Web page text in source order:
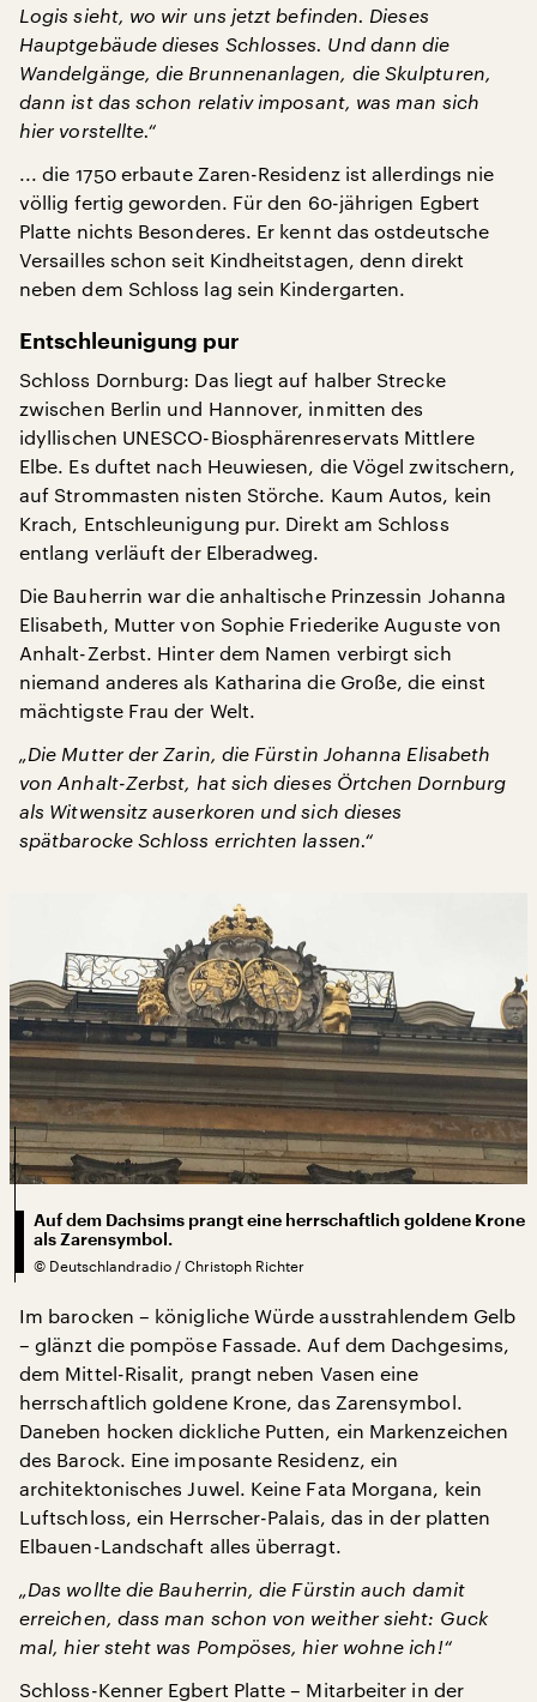
Logis sieht, wo wir uns jetzt befinden. Dieses
Hauptgebäude dieses Schlosses. Und dann die
Wandelgänge, die Brunnenanlagen, die Skulpturen,
dann ist das schon relativ imposant, was man sich
hier vorstellte.“
... die 1750 erbaute Zaren-Residenz ist allerdings nie
völlig fertig geworden. Für den 60-jährigen Egbert
Platte nichts Besonderes. Er kennt das ostdeutsche
Versailles schon seit Kindheitstagen, denn direkt
neben dem Schloss lag sein Kindergarten.
Entschleunigung pur
Schloss Dornburg: Das liegt auf halber Strecke
zwischen Berlin und Hannover, inmitten des
idyllischen UNESCO-Biosphärenreservats Mittlere
Elbe. Es duftet nach Heuwiesen, die Vögel zwitschern,
auf Strommasten nisten Störche. Kaum Autos, kein
Krach, Entschleunigung pur. Direkt am Schloss
entlang verläuft der Elberadweg.
Die Bauherrin war die anhaltische Prinzessin Johanna
Elisabeth, Mutter von Sophie Friederike Auguste von
Anhalt-Zerbst. Hinter dem Namen verbirgt sich
niemand anderes als Katharina die Große, die einst
mächtigste Frau der Welt.
„Die Mutter der Zarin, die Fürstin Johanna Elisabeth
von Anhalt-Zerbst, hat sich dieses Örtchen Dornburg
als Witwensitz auserkoren und sich dieses
spätbarocke Schloss errichten lassen.“
Auf dem Dachsims prangt eine herrschaftlich goldene Krone
als Zarensymbol.
© Deutschlandradio / Christoph Richter
Im barocken – königliche Würde ausstrahlendem Gelb
– glänzt die pompöse Fassade. Auf dem Dachgesims,
dem Mittel-Risalit, prangt neben Vasen eine
herrschaftlich goldene Krone, das Zarensymbol.
Daneben hocken dickliche Putten, ein Markenzeichen
des Barock. Eine imposante Residenz, ein
architektonisches Juwel. Keine Fata Morgana, kein
Luftschloss, ein Herrscher-Palais, das in der platten
Elbauen-Landschaft alles überragt.
„Das wollte die Bauherrin, die Fürstin auch damit
erreichen, dass man schon von weither sieht: Guck
mal, hier steht was Pompöses, hier wohne ich!“
Schloss-Kenner Egbert Platte – Mitarbeiter in der